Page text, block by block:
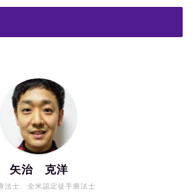
法士、全米認定徒手療法士
矢治 克洋